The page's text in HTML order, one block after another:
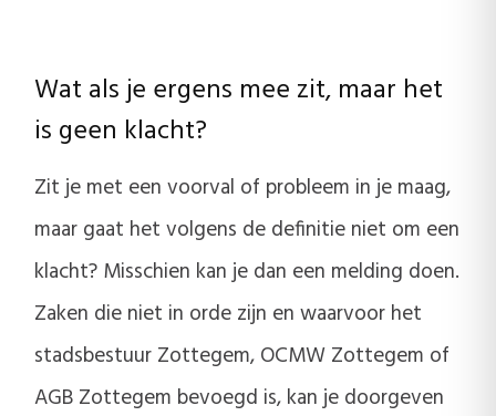
Wat als je ergens mee zit, maar het
is geen klacht?
Zit je met een voorval of probleem in je maag,
maar gaat het volgens de definitie niet om een
klacht? Misschien kan je dan een melding doen.
Zaken die niet in orde zijn en waarvoor het
stadsbestuur Zottegem, OCMW Zottegem of
AGB Zottegem bevoegd is, kan je doorgeven